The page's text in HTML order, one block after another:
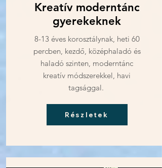
Kreatív moderntánc
gyerekeknek
8-13 éves korosztálynak, heti 60
percben, kezdő, középhaladó és
haladó szinten, moderntánc
kreatív módszerekkel, havi
tagsággal.
Részletek